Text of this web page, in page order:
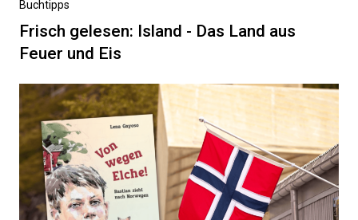
Vorheriger
Beitrag
Buchtipps
Frisch gelesen: Island - Das Land aus
Feuer und Eis